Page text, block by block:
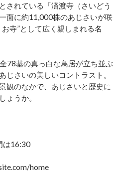
されている「済渡寺（さいどう
面に約11,000株のあじさいが咲
寺”として広く親しまれる名
78基の真っ白な鳥居が立ち並ぶ
じさいの美しいコントラスト。
観のなかで、あじさいと歴史に
ょうか。
は16:30
home